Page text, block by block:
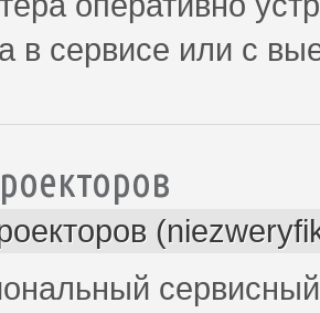
в сервисе или с